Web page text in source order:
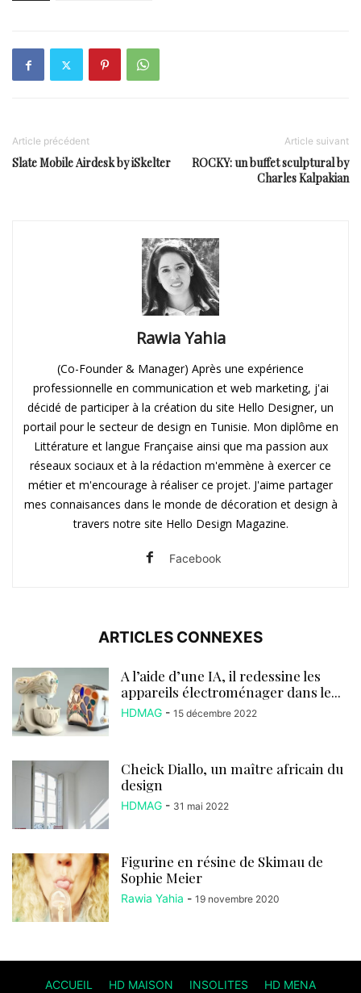
Article précédent
Slate Mobile Airdesk by iSkelter
Article suivant
ROCKY: un buffet sculptural by
Charles Kalpakian
Rawia Yahia
(Co-Founder & Manager) Après une expérience
professionnelle en communication et web marketing, j'ai
décidé de participer à la création du site Hello Designer, un
portail pour le secteur de design en Tunisie. Mon diplôme en
Littérature et langue Française ainsi que ma passion aux
réseaux sociaux et à la rédaction m'emmène à exercer ce
métier et m'encourage à réaliser ce projet. J'aime partager
mes connaisances dans le monde de décoration et design à
travers notre site Hello Design Magazine.
Facebook
ARTICLES CONNEXES
A l’aide d’une IA, il redessine les
appareils électroménager dans le...
HDMAG - 15 décembre 2022
Cheick Diallo, un maître africain du
design
HDMAG - 31 mai 2022
Figurine en résine de Skimau de
Sophie Meier
Rawia Yahia - 19 novembre 2020
ACCUEIL HD MAISON INSOLITES HD MENA